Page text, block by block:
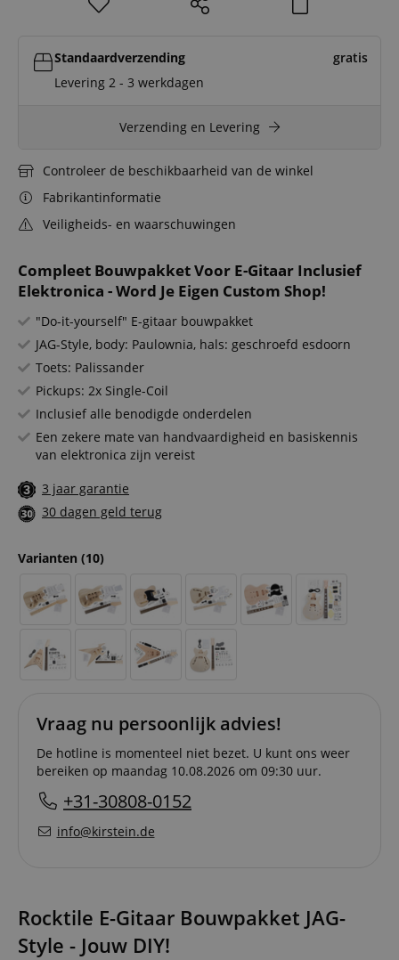
Compleet Bouwpakket Voor E-Gitaar Inclusief
Elektronica - Word Je Eigen Custom Shop!
"Do-it-yourself" E-gitaar bouwpakket
JAG-Style, body: Paulownia, hals: geschroefd esdoorn
Toets: Palissander
Pickups: 2x Single-Coil
Inclusief alle benodigde onderdelen
Een zekere mate van handvaardigheid en basiskennis
van elektronica zijn vereist
3 jaar garantie
30 dagen geld terug
Varianten (10)
Standaardverzending
gratis
Levering 2 - 3 werkdagen
Verzending en Levering
Controleer de beschikbaarheid van de winkel
Fabrikantinformatie
Veiligheids- en waarschuwingen
Vraag nu persoonlijk advies!
De hotline is momenteel niet bezet. U kunt ons weer
bereiken op maandag 10.08.2026 om 09:30 uur.
+31-30808-0152
info@kirstein.de
Rocktile E-Gitaar Bouwpakket JAG-
Style - Jouw DIY!